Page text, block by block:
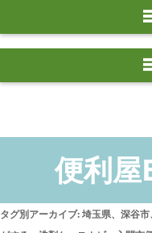
タグ別アーカイブ:埼玉県、深谷